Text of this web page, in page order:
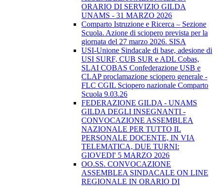
ORARIO DI SERVIZIO GILDA
UNAMS - 31 MARZO 2026
Comparto Istruzione e Ricerca – Sezione
Scuola. Azione di sciopero prevista per la
giornata del 27 marzo 2026. SISA
USI-Unione Sindacale di base, adesione di
USI SURF, CUB SUR e ADL Cobas,
SLAI COBAS Confederazione USB e
CLAP proclamazione sciopero generale -
FLC CGIL Sciopero nazionale Comparto
Scuola 9.03.26
FEDERAZIONE GILDA - UNAMS
GILDA DEGLI INSEGNANTI -
CONVOCAZIONE ASSEMBLEA
NAZIONALE PER TUTTO IL
PERSONALE DOCENTE, IN VIA
TELEMATICA, DUE TURNI:
GIOVEDI' 5 MARZO 2026
OO.SS. CONVOCAZIONE
ASSEMBLEA SINDACALE ON LINE
REGIONALE IN ORARIO DI